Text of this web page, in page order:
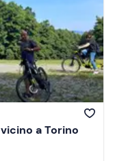
a Torino